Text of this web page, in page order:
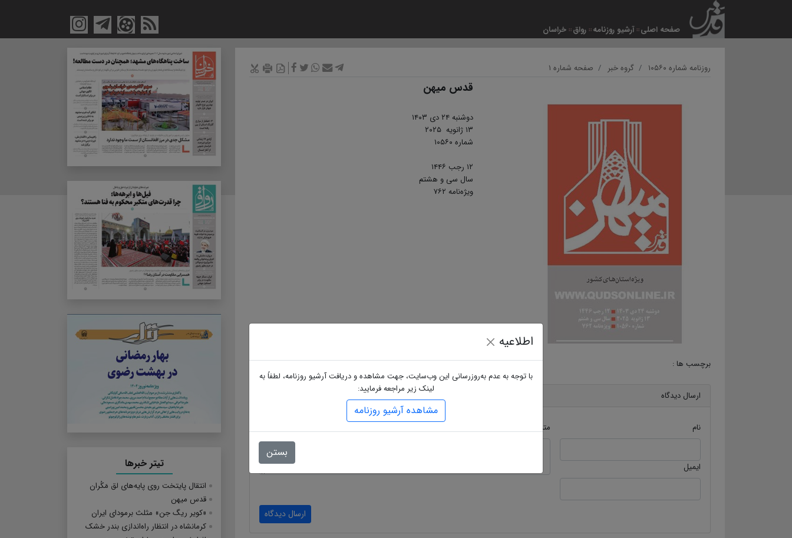
صفحه اصلی آرشیو روزنامه رواق خراسان
روزنامه شماره ۱۰۵۶۰ گروه خبر صفحه شماره ۱
قدس میهن
​​​​​​​دوشنبه ۲۴ دی ۱۴۰۳
۱۳ ژانویه ۲۰۲۵
شماره ۱۰۵۶۰
۱۲ رجب ۱۴۴۶
سال سی و هشتم
ویژه‌نامه ۷۶۲
برچسب ها :
ارسال دیدگاه
نام
ایمیل
متن دیدگاه
ارسال دیدگاه
تیتر خبرها
انتقال پایتخت روی پایه‌های لق مَکُران
قدس میهن
«کویر ریگ جن» مثلث برمودای ایران
کرمانشاه در انتظار راه‌اندازی بندر خشک
اطلاعیه
با توجه به عدم به‌روزرسانی این وب‌سایت، جهت مشاهده و دریافت آرشیو روزنامه، لطفاً به
لینک زیر مراجعه فرمایید:
مشاهده آرشیو روزنامه
بستن